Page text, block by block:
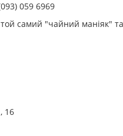
059 6969
самий "чайний маніяк"
16